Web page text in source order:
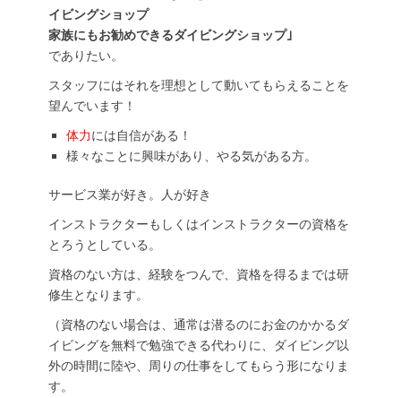
イビングショップ
家族にもお勧めできるダイビングショップ｣
でありたい。
スタッフにはそれを理想として動いてもらえることを
望んでいます！
体力には自信がある！
様々なことに興味があり、やる気がある方。
サービス業が好き。人が好き
インストラクターもしくはインストラクターの資格を
とろうとしている。
資格のない方は、経験をつんで、資格を得るまでは研
修生となります。
（資格のない場合は、通常は潜るのにお金のかかるダ
イビングを無料で勉強できる代わりに、ダイビング以
外の時間に陸や、周りの仕事をしてもらう形になりま
す。